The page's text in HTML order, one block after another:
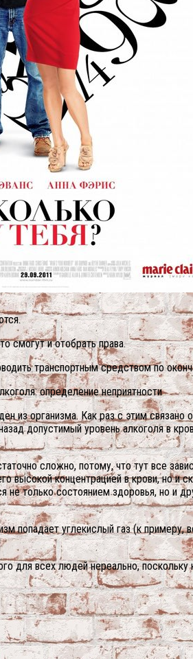
смогут и отобрать права.
транспортным средством по
определение неприятности
из организма. Как раз с этим
допустимый уровень алкоголя в
сложно, потому, что тут все
высокой концентрацией в крови, но и
только состоянием здоровья, но и
попадает углекислый газ (к примеру,
всех людей нереально, поскольку